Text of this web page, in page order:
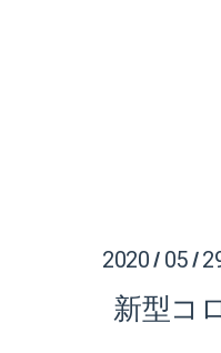
2020 / 05 /
新型コ